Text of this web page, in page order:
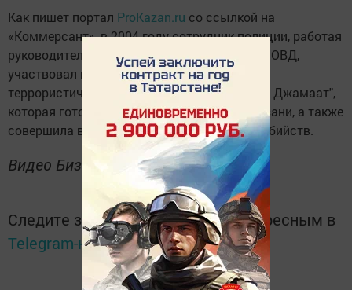
Как пишет портал ProKazan.ru со ссылкой на
«Коммерсант», в 2004 году сотрудник полиции, работая
руководителем отдела уголовного розыска ОВД,
участвовал в разоблачении крупной ячейки
террористической организации "Исламский Джамаат",
которая готовила теракты к 1000-летию Казани, а также
совершила в окрестностях Челнов девять убийств.
Видео Бизнес-ОНЛАЙН
Следите за самым важным и интересным в
Telegram-каналеТатмедиа